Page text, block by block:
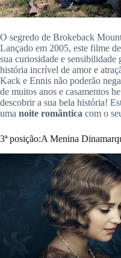
O segredo de Brokeback
Lançado em 2005, este filme
sua curiosidade e sensibilidade
história incrível de amor e
Kack e Ennis não poderão
de muitos anos e casamentos
descobrir a sua bela história!
uma noite romântica com o
3ªposição:A Menina